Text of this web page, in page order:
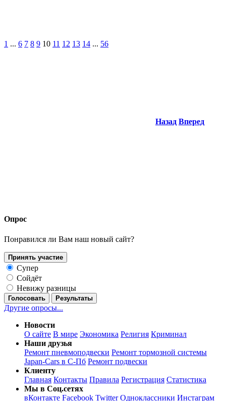
1 ... 6 7 8 9 10 11 12 13 14 ... 56
Назад Вперед
Опрос
Понравился ли Вам наш новый сайт?
Принять участие
Супер
Сойдёт
Невижу разницы
Голосовать Результаты
Другие опросы...
Новости
О сайте В мире Экономика Религия Криминал
Наши друзья
Ремонт пневмоподвески Ремонт тормозной системы
Japan-Cars в С-Пб Ремонт подвески
Клиенту
Главная Контакты Правила Регистрация Статистика
Мы в Соц.сетях
вКонтакте Facebook Twitter Одноклассники Инстаграм